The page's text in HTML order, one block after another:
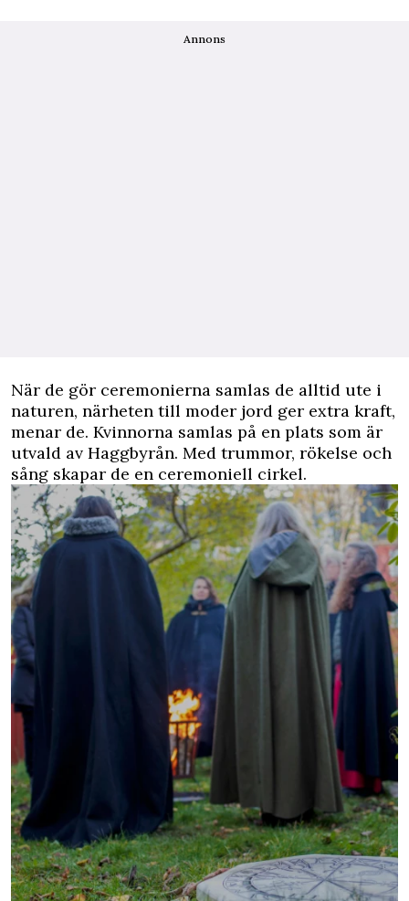
Annons
När de gör ceremonierna samlas de alltid ute i
naturen, närheten till moder jord ger extra kraft,
menar de. Kvinnorna samlas på en plats som är
utvald av Haggbyrån. Med trummor, rökelse och
sång skapar de en ceremoniell cirkel.